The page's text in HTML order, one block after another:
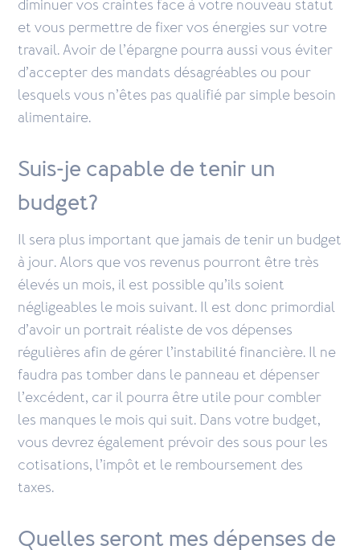
diminuer vos craintes face à votre nouveau statut
et vous permettre de fixer vos énergies sur votre
travail. Avoir de l’épargne pourra aussi vous éviter
d’accepter des mandats désagréables ou pour
lesquels vous n’êtes pas qualifié par simple besoin
alimentaire.
Suis-je capable de tenir un
budget?
Il sera plus important que jamais de tenir un budget
à jour. Alors que vos revenus pourront être très
élevés un mois, il est possible qu’ils soient
négligeables le mois suivant. Il est donc primordial
d’avoir un portrait réaliste de vos dépenses
régulières afin de gérer l’instabilité financière. Il ne
faudra pas tomber dans le panneau et dépenser
l’excédent, car il pourra être utile pour combler
les manques le mois qui suit. Dans votre budget,
vous devrez également prévoir des sous pour les
cotisations, l’impôt et le remboursement des
taxes.
Quelles seront mes dépenses de